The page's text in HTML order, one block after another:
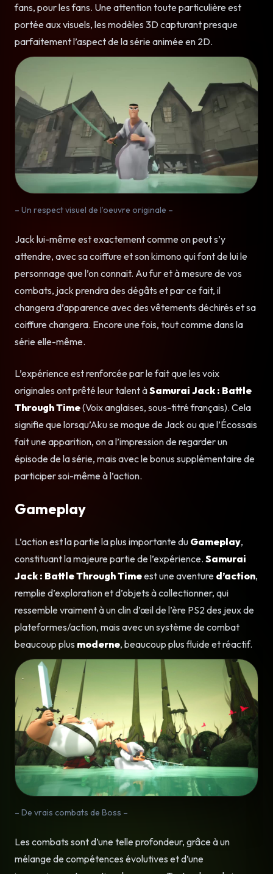
fans, pour les fans. Une attention toute particulière est
portée aux visuels, les modèles 3D capturant presque
parfaitement l’aspect de la série animée en 2D.
– Un respect visuel de l’oeuvre originale –
Jack lui-même est exactement comme on peut s’y
attendre, avec sa coiffure et son kimono qui font de lui le
personnage que l’on connait. Au fur et à mesure de vos
combats, jack prendra des dégâts et par ce fait, il
changera d’apparence avec des vêtements déchirés et sa
coiffure changera. Encore une fois, tout comme dans la
série elle-même.
L’expérience est renforcée par le fait que les voix
originales ont prêté leur talent àSamurai Jack : Battle
Through Time(Voix anglaises, sous-titré français). Cela
signifie que lorsqu’Aku se moque de Jack ou que l’Écossais
fait une apparition, on a l’impression de regarder un
épisode de la série, mais avec le bonus supplémentaire de
participer soi-même à l’action.
Gameplay
L’action est la partie la plus importante du Gameplay,
constituant la majeure partie de l’expérience. Samurai
Jack : Battle Through Timeest une aventure d’action,
remplie d’exploration et d’objets à collectionner, qui
ressemble vraiment à un clin d’œil de l’ère PS2 des jeux de
plateformes/action, mais avec un système de combat
beaucoup plus moderne, beaucoup plus fluide et réactif.
– De vrais combats de Boss –
Les combats sont d’une telle profondeur, grâce à un
mélange de compétences évolutives et d’une